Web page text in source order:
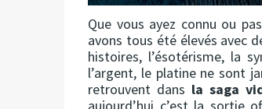
Que vous ayez connu ou
avons tous été élevés avec
histoires, l’ésotérisme, la
l’argent, le platine ne sont
retrouvent dans la saga